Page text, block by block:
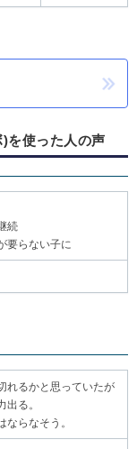
を使った人の声
続
要らない子に
れるかと思っていたが
出る。
ならなそう。